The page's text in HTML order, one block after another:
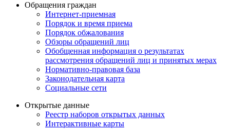
Обращения граждан
Интернет-приемная
Порядок и время приема
Порядок обжалования
Обзоры обращений лиц
Обобщенная информация о результатах
рассмотрения обращений лиц и принятых мерах
Нормативно-правовая база
Законодательная карта
Социальные сети
Открытые данные
Реестр наборов открытых данных
Интерактивные карты